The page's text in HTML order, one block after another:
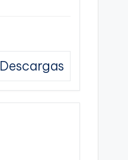
Descargas